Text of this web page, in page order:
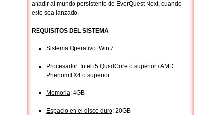
añadir al mundo persistente de EverQuest Next, cuando
este sea lanzado.
REQUISITOS DEL SISTEMA
Sistema Operativo: Win 7
Procesador: Intel i5 QuadCore o superior / AMD
PhenomII X4 o superior
Memoria: 4GB
Espacio en el disco duro: 20GB